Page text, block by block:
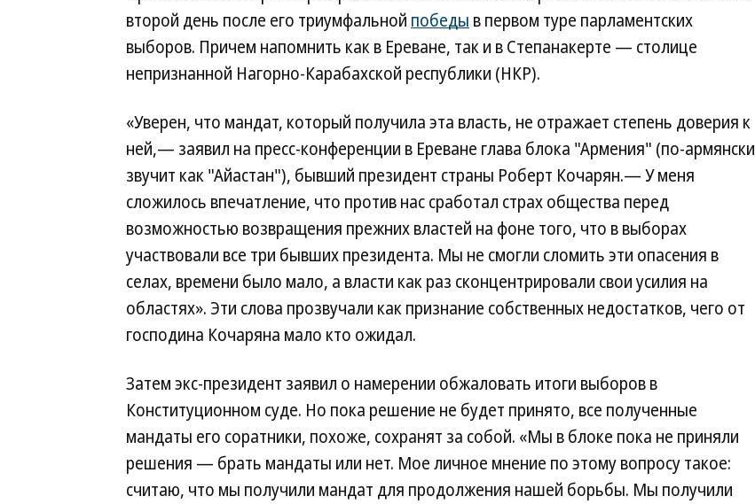
второй день после его триумфальной победы в первом туре парламентских
выборов. Причем напомнить как в Ереване, так и в Степанакерте — столице
непризнанной Нагорно-Карабахской республики (НКР).
«Уверен, что мандат, который получила эта власть, не отражает степень доверия к
ней,— заявил на пресс-конференции в Ереване глава блока "Армения" (по-армянски
звучит как "Айастан"), бывший президент страны Роберт Кочарян.— У меня
сложилось впечатление, что против нас сработал страх общества перед
возможностью возвращения прежних властей на фоне того, что в выборах
участвовали все три бывших президента. Мы не смогли сломить эти опасения в
селах, времени было мало, а власти как раз сконцентрировали свои усилия на
областях». Эти слова прозвучали как признание собственных недостатков, чего от
господина Кочаряна мало кто ожидал.
Затем экс-президент заявил о намерении обжаловать итоги выборов в
Конституционном суде. Но пока решение не будет принято, все полученные
мандаты его соратники, похоже, сохранят за собой. «Мы в блоке пока не приняли
решения — брать мандаты или нет. Мое личное мнение по этому вопросу такое:
считаю, что мы получили мандат для продолжения нашей борьбы. Мы получили